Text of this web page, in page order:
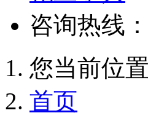
咨询热线：
您当前位置
首页